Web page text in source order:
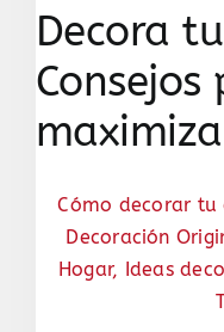
Decora
Consejos
Cómo decorar tu
Decoración
Hogar, Ideas